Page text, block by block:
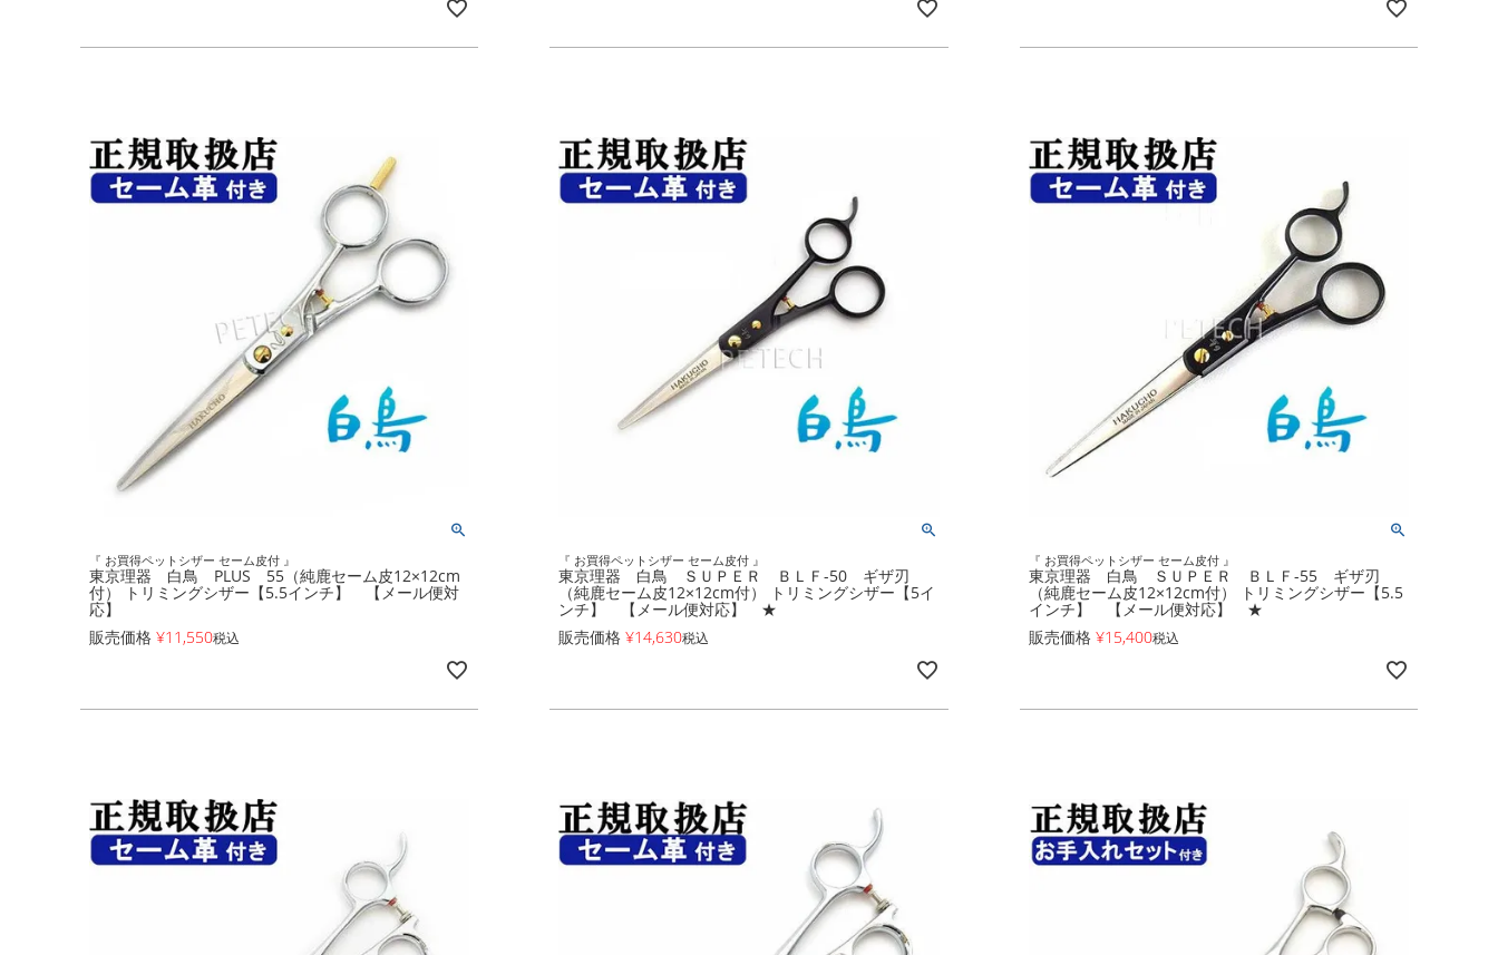
『 お買得ペットシザー セーム皮付 』
東京理器 白鳥 PLUS 55（純鹿セーム皮12×12cm
付） トリミングシザー【5.5インチ】 【メール便対
応】
販売価格 ¥11,550税込
『 お買得ペットシザー セーム皮付 』
東京理器 白鳥 ＳＵＰＥＲ ＢＬＦ-50 ギザ刃
（純鹿セーム皮12×12cm付） トリミングシザー【5イ
ンチ】 【メール便対応】 ★
販売価格 ¥14,630税込
『 お買得ペットシザー セーム皮付 』
東京理器 白鳥 ＳＵＰＥＲ ＢＬＦ-55 ギザ刃
（純鹿セーム皮12×12cm付） トリミングシザー【5.5
インチ】 【メール便対応】 ★
販売価格 ¥15,400税込